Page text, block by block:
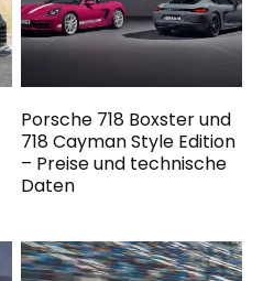
Porsche 718 Boxster und
718 Cayman Style Edition
– Preise und technische
Daten